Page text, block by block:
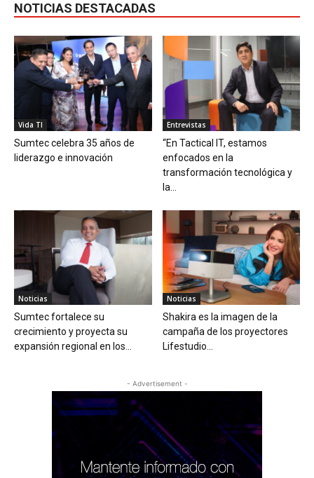
NOTICIAS DESTACADAS
Vida TI
Sumtec celebra 35 años de
liderazgo e innovación
Entrevistas
“En Tactical IT, estamos
enfocados en la
transformación tecnológica y
la...
Noticias
Sumtec fortalece su
crecimiento y proyecta su
expansión regional en los...
Noticias
Shakira es la imagen de la
campaña de los proyectores
Lifestudio...
- Advertisement -